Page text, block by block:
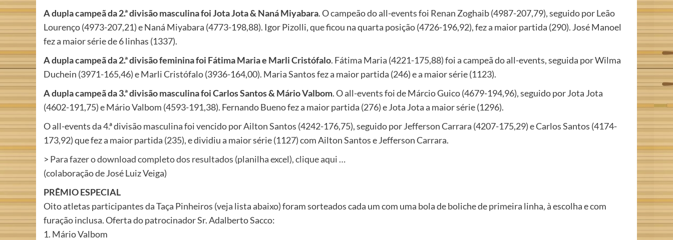
A dupla campeã da 2.ª divisão masculina foi Jota Jota & Naná Miyabara. O campeão do all-events foi Renan Zoghaib (4987-207,79), seguido por Leão
Lourenço (4973-207,21) e Naná Miyabara (4773-198,88). Igor Pizolli, que ficou na quarta posição (4726-196,92), fez a maior partida (290). José Manoel
fez a maior série de 6 linhas (1337).
A dupla campeã da 2.ª divisão feminina foi Fátima Maria e Marli Cristófalo. Fátima Maria (4221-175,88) foi a campeã do all-events, seguida por Wilma
Duchein (3971-165,46) e Marli Cristófalo (3936-164,00). Maria Santos fez a maior partida (246) e a maior série (1123).
A dupla campeã da 3.ª divisão masculina foi Carlos Santos & Mário Valbom. O all-events foi de Márcio Guico (4679-194,96), seguido por Jota Jota
(4602-191,75) e Mário Valbom (4593-191,38). Fernando Bueno fez a maior partida (276) e Jota Jota a maior série (1296).
O all-events da 4.ª divisão masculina foi vencido por Ailton Santos (4242-176,75), seguido por Jefferson Carrara (4207-175,29) e Carlos Santos (4174-
173,92) que fez a maior partida (235), e dividiu a maior série (1127) com Ailton Santos e Jefferson Carrara.
> Para fazer o download completo dos resultados (planilha excel), clique aqui …
(colaboração de José Luiz Veiga)
PRÊMIO ESPECIAL
Oito atletas participantes da Taça Pinheiros (veja lista abaixo) foram sorteados cada um com uma bola de boliche de primeira linha, à escolha e com
furação inclusa. Oferta do patrocinador Sr. Adalberto Sacco:
1. Mário Valbom